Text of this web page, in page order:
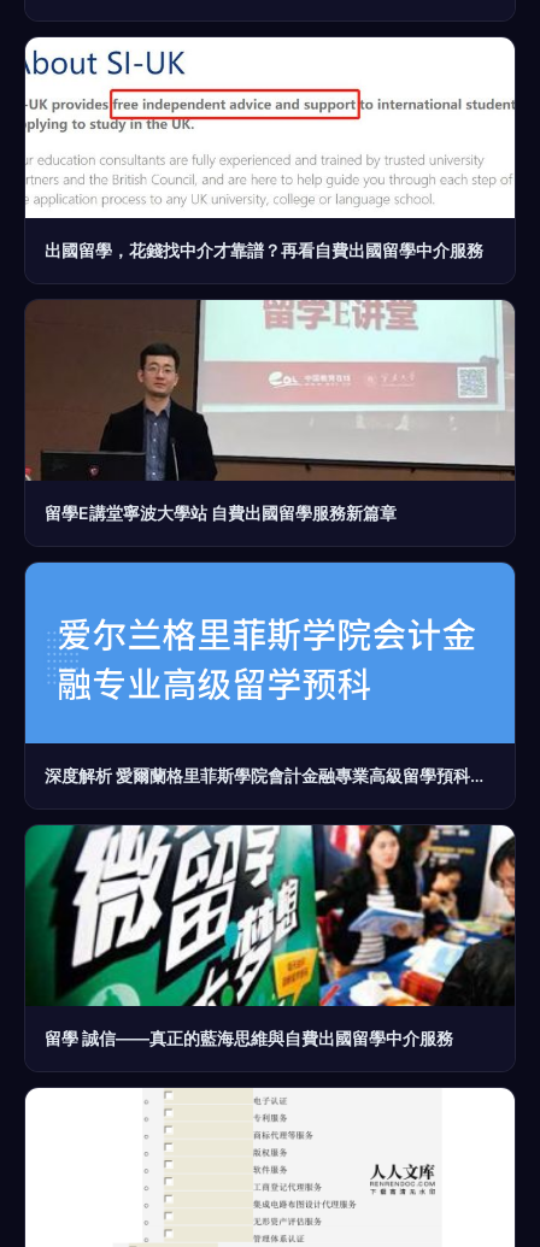
出國留學，花錢找中介才靠譜？再看自費出國留學中介服務
留學E講堂寧波大學站 自費出國留學服務新篇章
深度解析 愛爾蘭格里菲斯學院會計金融專業高級留學預科與自費出國留學中介服務
留學 誠信——真正的藍海思維與自費出國留學中介服務